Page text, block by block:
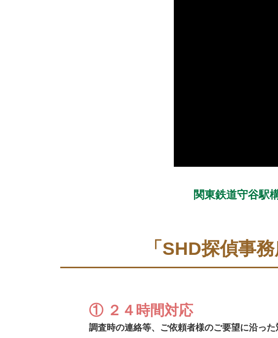
関東鉄道守谷駅
「SHD探偵事
① ２４時間対応
調査時の連絡等、ご依頼者様のご要望に沿った